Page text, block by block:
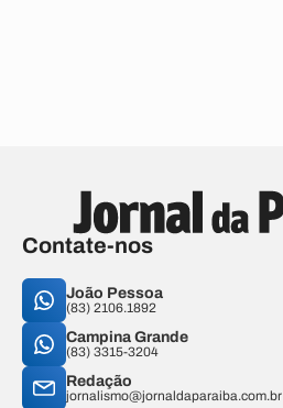
Contate-nos
João Pessoa
(83) 2106.1892
Campina Grande
(83) 3315-3204
Redação
jornalismo@jornaldaparaiba.com.br